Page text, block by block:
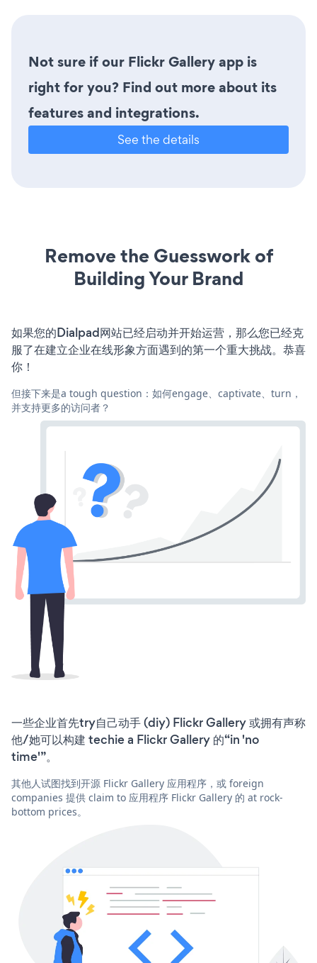
Not sure if our Flickr Gallery app is
right for you? Find out more about its
features and integrations.
See the details
Remove the Guesswork of
Building Your Brand
如果您的Dialpad网站已经启动并开始运营，那么您已经克
服了在建立企业在线形象方面遇到的第一个重大挑战。恭喜
你！
但接下来是a tough question：如何engage、captivate、turn，
并支持更多的访问者？
一些企业首先try自己动手 (diy) Flickr Gallery 或拥有声称
他/她可以构建 techie a Flickr Gallery 的“in 'no
time'”。
其他人试图找到开源 Flickr Gallery 应用程序，或 foreign
companies 提供 claim to 应用程序 Flickr Gallery 的 at rock-
bottom prices。